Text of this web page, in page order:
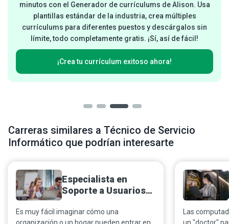
minutos con el Generador de currículums de Alison. Usa
plantillas estándar de la industria, crea múltiples
currículums para diferentes puestos y descárgalos sin
límite, todo completamente gratis. ¡Sí, así de fácil!
¡Crea tu currículum exitoso ahora!
Carreras similares a Técnico de Servicio
Informático que podrían interesarte
Especialista en
Soporte a Usuarios
Es muy fácil imaginar cómo una
Las